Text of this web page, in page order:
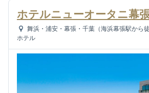
ホテルニューオータニ幕
舞浜・浦安・幕張・千葉（海浜幕張駅から徒
ホテル